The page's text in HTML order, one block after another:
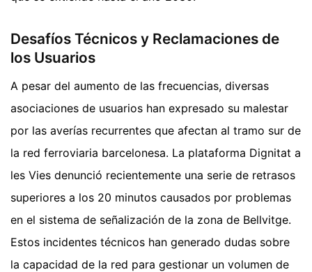
Desafíos Técnicos y Reclamaciones de
los Usuarios
A pesar del aumento de las frecuencias, diversas
asociaciones de usuarios han expresado su malestar
por las averías recurrentes que afectan al tramo sur de
la red ferroviaria barcelonesa. La plataforma Dignitat a
les Vies denunció recientemente una serie de retrasos
superiores a los 20 minutos causados por problemas
en el sistema de señalización de la zona de Bellvitge.
Estos incidentes técnicos han generado dudas sobre
la capacidad de la red para gestionar un volumen de